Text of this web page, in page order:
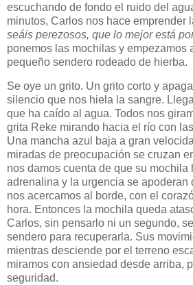
escuchando de fondo el ruido del
minutos, Carlos nos hace emprender
seáis perezosos, que lo mejor está
ponemos las mochilas y empezamos
pequeño sendero rodeado de hierba.
Se oye un grito. Un grito corto y
silencio que nos hiela la sangre.
que ha caído al agua. Todos nos
grita Reke mirando hacia el río con
Una mancha azul baja a gran
miradas de preocupación se cruzan
nos damos cuenta de que su mochila
adrenalina y la urgencia se apoderan
nos acercamos al borde, con el
hora. Entonces la mochila queda
Carlos, sin pensarlo ni un segundo,
sendero para recuperarla. Sus
mientras desciende por el terreno
miramos con ansiedad desde arriba,
seguridad.